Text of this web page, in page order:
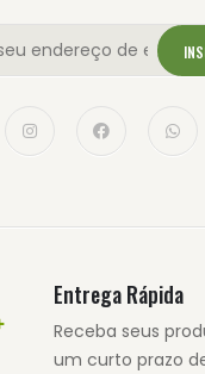
Entrega Rápida
Receba seus
um curto prazo